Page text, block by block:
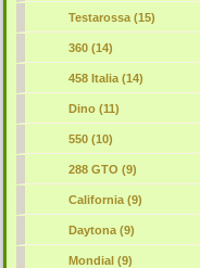
Testarossa (15)
360(14)
458 Italia (14)
Dino (11)
550 (10)
288 GTO (9)
California (9)
Daytona (9)
Mondial (9)